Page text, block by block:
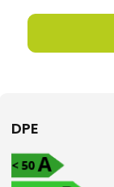
DPE